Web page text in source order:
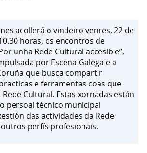
acollerá o vindeiro venres, 22 de
horas, os encontros de
unha Rede Cultural accesible”,
por Escena Galega e a
que busca compartir
e ferramentas coas que
Rede Cultural. Estas xornadas están
persoal técnico municipal
das actividades da Rede
perfís profesionais.